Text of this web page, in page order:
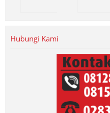
Hubungi Kami